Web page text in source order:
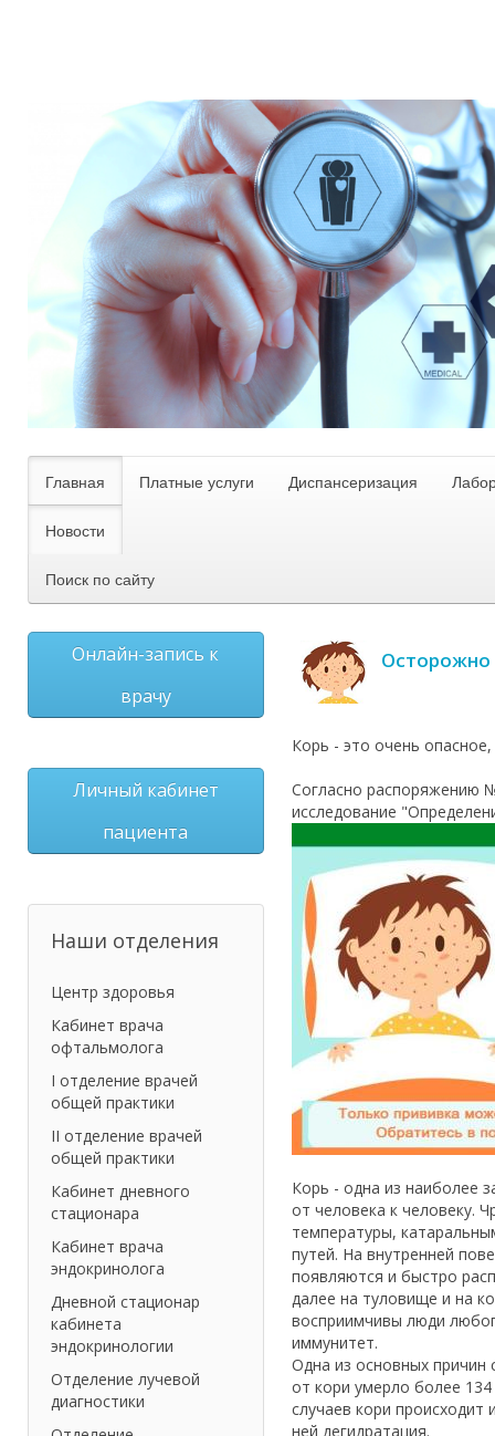
Главная Платные услуги Диспансеризация
Новости
Поиск по сайту
Осторожно
Корь - это очень
Согласно распоряжению
исследование
Корь - одна из наиболее
от человека к человеку.
температуры,
путей. На внутренней
появляются и быстро
далее на туловище и на
восприимчивы люди
иммунитет.
Одна из основных причин
от кори умерло более
случаев кори
ней дегидратация.
Онлайн-запись к
врачу
Личный кабинет
пациента
Наши отделения
Центр здоровья
Кабинет врача
офтальмолога
I отделение врачей
общей практики
II отделение врачей
общей практики
Кабинет дневного
стационара
Кабинет врача
эндокринолога
Дневной стационар
кабинета
эндокринологии
Отделение лучевой
диагностики